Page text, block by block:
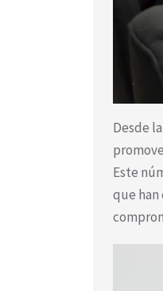
Desde
Este
que